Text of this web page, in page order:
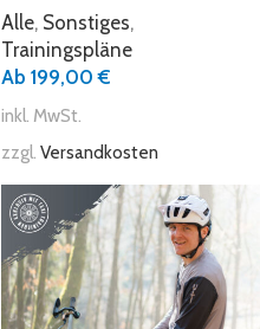
Alle, Sonstiges,
Trainingspläne
Ab 199,00€
inkl. MwSt.
zzgl. Versandkosten